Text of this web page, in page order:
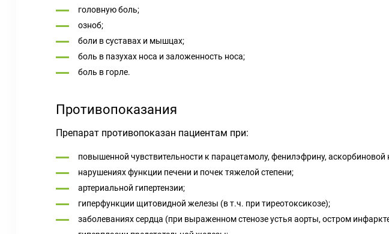
головную боль;
озноб;
боли в суставах и мышцах;
боль в пазухах носа и заложенность носа;
боль в горле.
Противопоказания
Препарат противопоказан пациентам при:
повышенной чувствительности к парацетамолу, фенилэфрину,
нарушениях функции печени и почек тяжелой степени;
артериальной гипертензии;
гиперфункции щитовидной железы (в т.ч. при тиреотоксикозе);
заболеваниях сердца (при выраженном стенозе устья аорты, остром